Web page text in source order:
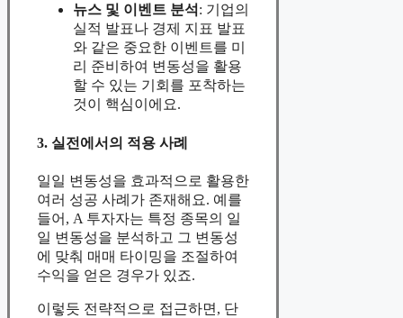
뉴스 및 이벤트 분석 : 기업의
실적 발표나 경제 지표 발표
와 같은 중요한 이벤트를 미
리 준비하여 변동성을 활용
할 수 있는 기회를 포착하는
것이 핵심이에요.
3. 실전에서의 적용 사례
일일 변동성을 효과적으로 활용한
여러 성공 사례가 존재해요. 예를
들어, A 투자자는 특정 종목의 일
일 변동성을 분석하고 그 변동성
에 맞춰 매매 타이밍을 조절하여
수익을 얻은 경우가 있죠.
이렇듯 전략적으로 접근하면, 단